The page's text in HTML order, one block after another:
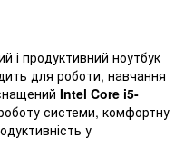
і продуктивний ноутбук
для роботи, навчання
Intel Core i5-
системи, комфортну
у